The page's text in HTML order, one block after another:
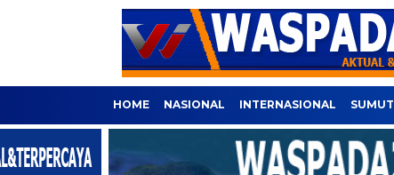
HOME NASIONAL INTERNASIONAL SUMUT